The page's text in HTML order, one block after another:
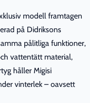
modell framtagen
på Didriksons
pålitliga funktioner,
vattentätt material,
håller Migisi
vinterlek – oavsett